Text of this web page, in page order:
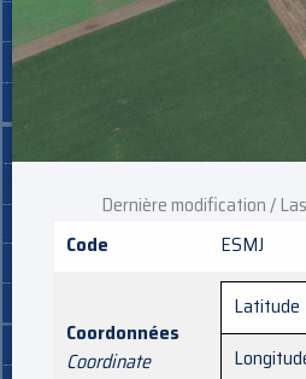
Dernière modification /
Code
ESMJ
Coordonnées
Coordinate
Latitude